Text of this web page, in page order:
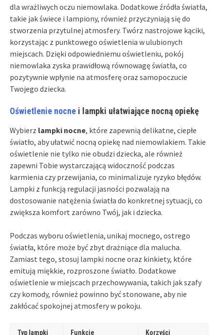
dla wrażliwych oczu niemowlaka. Dodatkowe źródła światła,
takie jak świece i lampiony, również przyczyniają się do
stworzenia przytulnej atmosfery. Twórz nastrojowe kąciki,
korzystając z punktowego oświetlenia w ulubionych
miejscach. Dzięki odpowiedniemu oświetleniu, pokój
niemowlaka zyska prawidłową równowagę światła, co
pozytywnie wpłynie na atmosferę oraz samopoczucie
Twojego dziecka.
Oświetlenie nocne i lampki ułatwiające nocną opiekę
Wybierz lampki nocne, które zapewnią delikatne, ciepłe
światło, aby ułatwić nocną opiekę nad niemowlakiem. Takie
oświetlenie nie tylko nie obudzi dziecka, ale również
zapewni Tobie wystarczającą widoczność podczas
karmienia czy przewijania, co minimalizuje ryzyko błędów.
Lampki z funkcją regulacji jasności pozwalają na
dostosowanie natężenia światła do konkretnej sytuacji, co
zwiększa komfort zarówno Twój, jak i dziecka.
Podczas wyboru oświetlenia, unikaj mocnego, ostrego
światła, które może być zbyt drażniące dla malucha.
Zamiast tego, stosuj lampki nocne oraz kinkiety, które
emitują miękkie, rozproszone światło. Dodatkowe
oświetlenie w miejscach przechowywania, takich jak szafy
czy komody, również powinno być stonowane, aby nie
zakłócać spokojnej atmosfery w pokoju.
Typ lampki Funkcje Korzyści